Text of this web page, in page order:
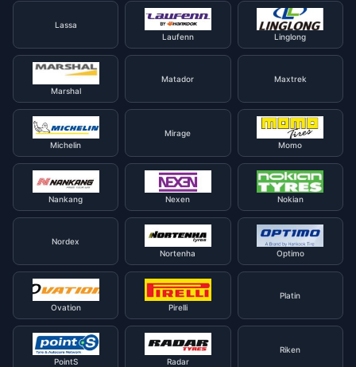
Lassa
Laufenn
Linglong
Marshal
Matador Maxtrek
Michelin
Mirage
Momo
Nankang Nexen Nokian
Nordex
Nortenha
Optimo
Ovation Pirelli
Platin
PointS Radar
Riken